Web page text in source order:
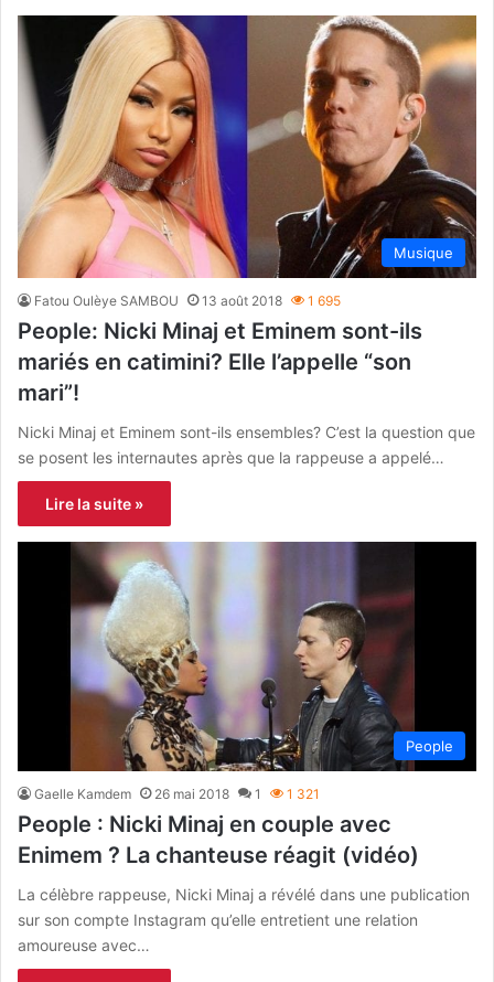
Musique
Fatou Oulèye SAMBOU 13 août 2018 1 695
People: Nicki Minaj et Eminem sont-ils
mariés en catimini? Elle l’appelle “son
mari”!
Nicki Minaj et Eminem sont-ils ensembles? C’est la question que
se posent les internautes après que la rappeuse a appelé…
Lire la suite »
People
Gaelle Kamdem 26 mai 2018 1 1 321
People : Nicki Minaj en couple avec
Enimem ? La chanteuse réagit (vidéo)
La célèbre rappeuse, Nicki Minaj a révélé dans une publication
sur son compte Instagram qu’elle entretient une relation
amoureuse avec…